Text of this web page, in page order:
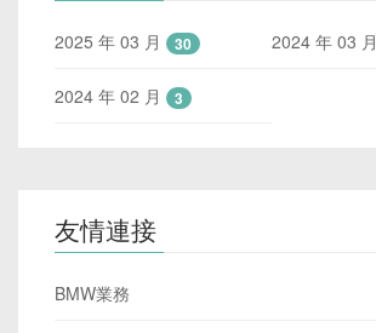
2025 年 03 月 30 2024 年 03 月
2024 年 02 月 3
友情連接
BMW業務